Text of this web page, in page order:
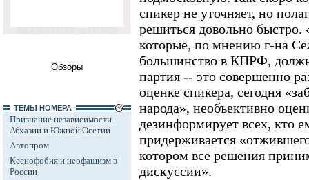
Обзоры
ТЕМЫ НОМЕРА
Признание независимости
Абхазии и Южной Осетии
Автопром
Ксенофобия и неофашизм в
России
спикер не уточняет, но
решиться довольно
которые, по мнению г-на
большинство в КПРФ,
партия -- это совершенно
оценке спикера, сегодня
народа», необъективно
дезинформирует всех, кто
придерживается
котором все решения
дискуссии».